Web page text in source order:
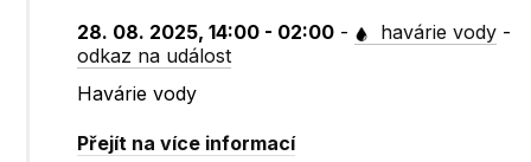
28. 08. 2025, 14:00 - 02:00 - havárie vody -
odkaz na událost
Havárie vody
Přejít na více informací